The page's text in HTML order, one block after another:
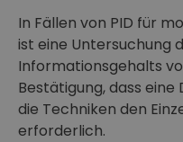
In Fällen von PID für
ist eine Untersuchung
Informationsgehalts
Bestätigung, dass
die Techniken den
erforderlich.